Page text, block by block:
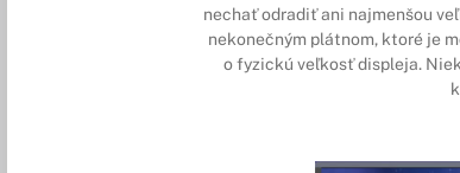
nechať odradiť ani najmenšou
nekonečným plátnom, ktoré je
o fyzickú veľkosť displeja.